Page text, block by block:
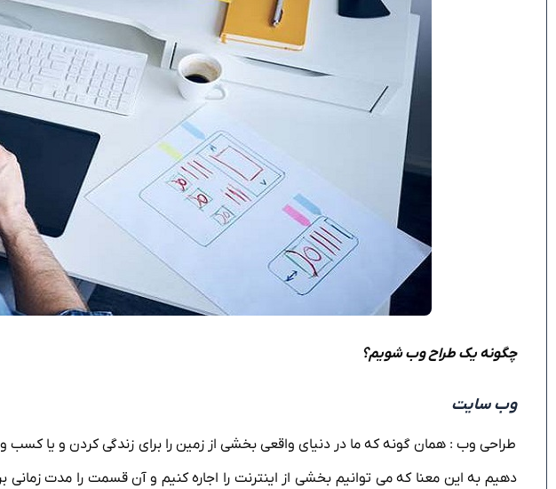
چگونه یک طراح وب شویم؟
وب سایت
طراحی وب : همان گونه که ما در دنیای واقعی بخشی از زمین را برای زندگی کردن و یا کسب و
دهیم به این معنا که می توانیم بخشی از اینترنت را اجاره کنیم و آن‌ قسمت را مدت